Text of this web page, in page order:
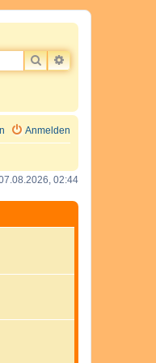
SUCHEERWEITERTE
Anmelden
02:44